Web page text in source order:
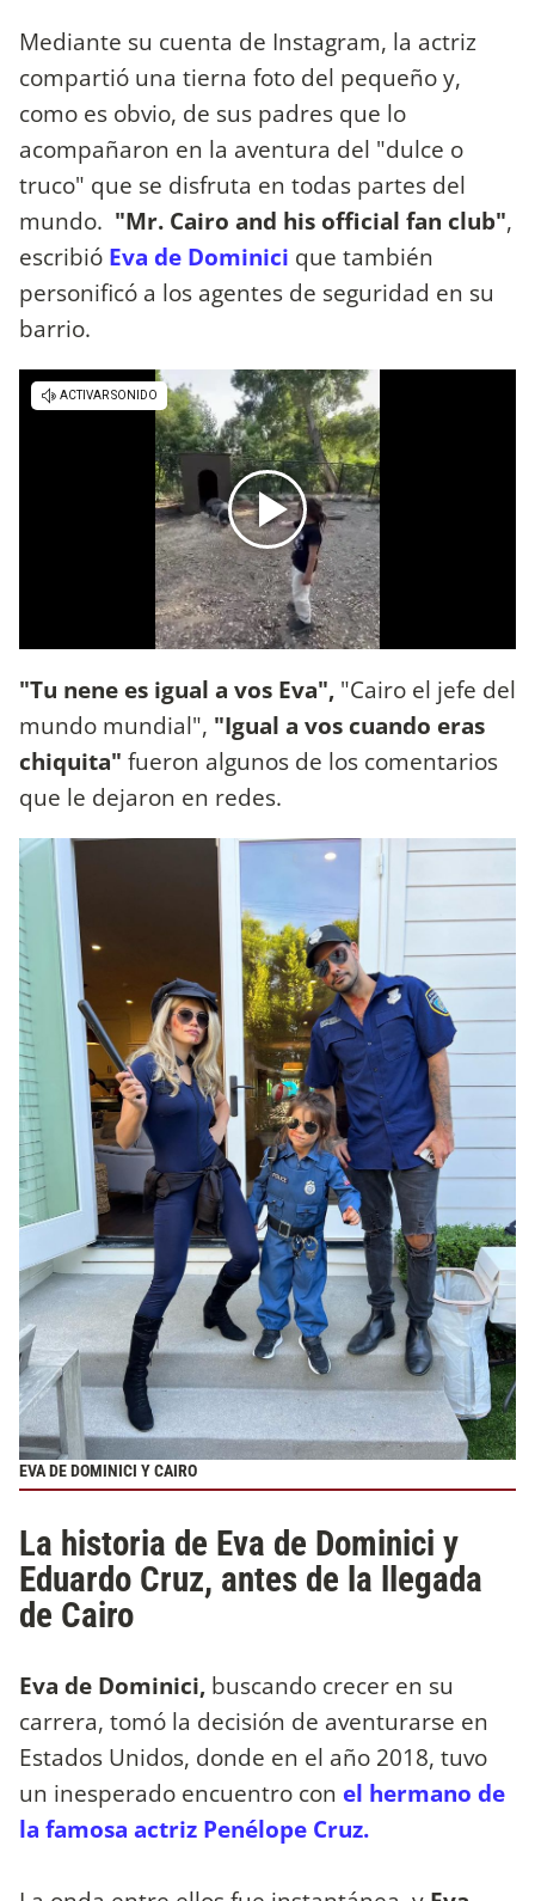
Mediante su cuenta de Instagram, la actriz
compartió una tierna foto del pequeño y,
como es obvio, de sus padres que lo
acompañaron en la aventura del "dulce o
truco" que se disfruta en todas partes del
mundo. "Mr. Cairo and his official fan club",
escribió Eva de Dominici que también
personificó a los agentes de seguridad en su
barrio.
"Tu nene es igual a vos Eva", "Cairo el jefe del
mundo mundial", "Igual a vos cuando eras
chiquita" fueron algunos de los comentarios
que le dejaron en redes.
EVA DE DOMINICI Y CAIRO
La historia de Eva de Dominici y
Eduardo Cruz, antes de la llegada
de Cairo
Eva de Dominici, buscando crecer en su
carrera, tomó la decisión de aventurarse en
Estados Unidos, donde en el año 2018, tuvo
un inesperado encuentro con el hermano de
la famosa actriz Penélope Cruz.